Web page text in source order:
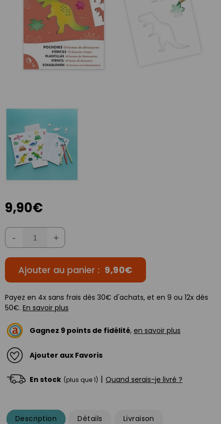
9,90€
- +
Ajouter au panier : 9,90€
Payez en 4x sans frais dès 30€ d'achats, et en 9 ou 12x dès
50€. En savoir plus
Gagnez 9 points de fidélité, en savoir plus
Ajouter aux Favoris
En stock (plus que 1) | Quand serais-je livré ?
Description Détails Livraison